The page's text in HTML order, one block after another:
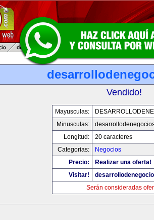
Vendido!
Mayusculas:
Minusculas:
Longitud:
20 caracteres
Categorias:
Negocios
Precio:
Realizar una oferta!
Visitar!
Serán consideradas